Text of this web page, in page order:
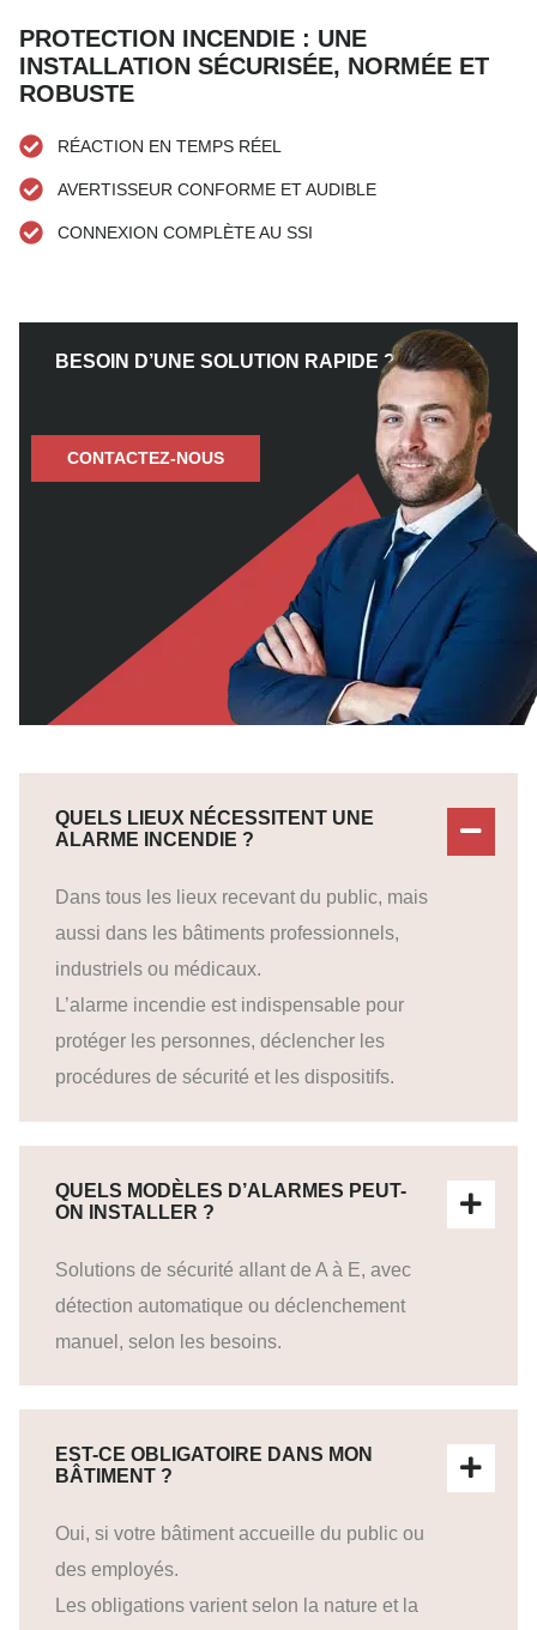
PROTECTION INCENDIE : UNE
INSTALLATION SÉCURISÉE, NORMÉE ET
ROBUSTE
RÉACTION EN TEMPS RÉEL
AVERTISSEUR CONFORME ET AUDIBLE
CONNEXION COMPLÈTE AU SSI
BESOIN D’UNE SOLUTION RAPIDE ?
CONTACTEZ-NOUS
QUELS LIEUX NÉCESSITENT UNE
ALARME INCENDIE ?
Dans tous les lieux recevant du public, mais
aussi dans les bâtiments professionnels,
industriels ou médicaux.
L’alarme incendie est indispensable pour
protéger les personnes, déclencher les
procédures de sécurité et les dispositifs.
QUELS MODÈLES D’ALARMES PEUT-
ON INSTALLER ?
Solutions de sécurité allant de A à E, avec
détection automatique ou déclenchement
manuel, selon les besoins.
EST-CE OBLIGATOIRE DANS MON
BÂTIMENT ?
Oui, si votre bâtiment accueille du public ou
des employés.
Les obligations varient selon la nature et la